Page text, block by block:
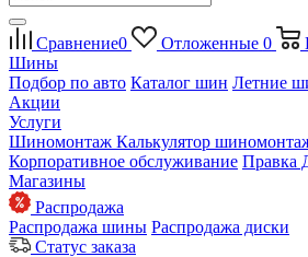
Сравнение0 Отложенные 0
Шины
Подбор по авто Каталог шин Летние
Акции
Услуги
Шиномонтаж Калькулятор
Корпоративное обслуживание Правка
Магазины
Распродажа
Распродажа шины Распродажа диски
Статус заказа